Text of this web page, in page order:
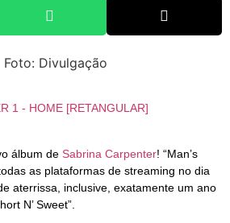
álbum de Sabrina Carpenter! “Man’s
as plataformas de streaming no dia
aterrissa, inclusive, exatamente um ano
N’ Sweet”.